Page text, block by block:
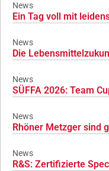
News
Ein Tag voll mit
News
Die
News
SÜFFA 2026: Team
News
Rhöner Metzger sind
News
R&S: Zertifizierte